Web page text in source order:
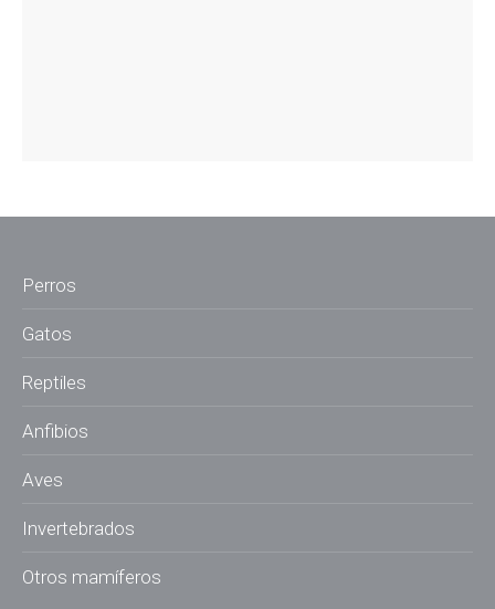
Perros
Gatos
Reptiles
Anfibios
Aves
Invertebrados
Otros mamíferos